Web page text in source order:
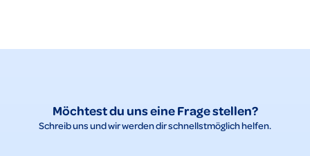
Möchtest du uns eine Frage stellen?
Schreib uns und wir werden dir schnellstmöglich helfen.